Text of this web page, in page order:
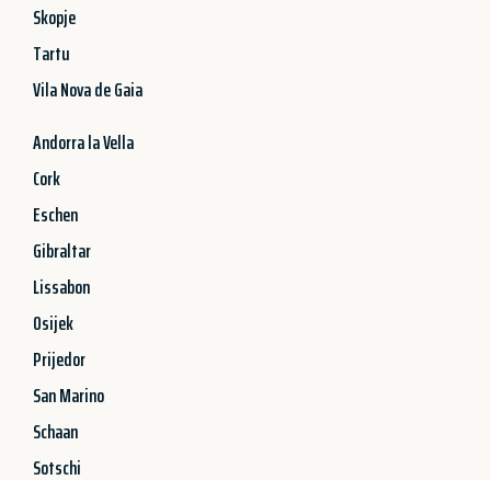
Skopje
Tartu
Vila Nova de Gaia
Andorra la Vella
Cork
Eschen
Gibraltar
Lissabon
Osijek
Prijedor
San Marino
Schaan
Sotschi